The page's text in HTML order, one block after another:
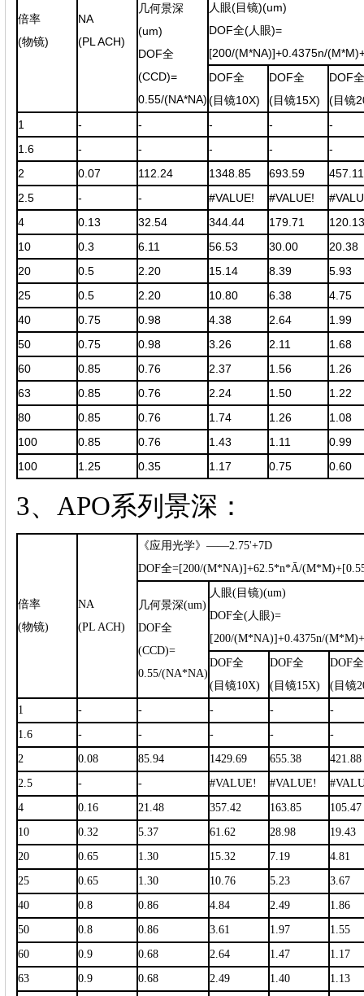
倍率
(物镜)
NA
(PL ACH)
几何景深
(um)
DOF全
(CCD)=
0.55/(NA*NA)
人眼(目镜)(um)
DOF全(人眼)=
[200/(M*NA)]+0.4375n/
DOF全
(目镜10X)
DOF全
(目镜15X)
DOF全
(目镜
1
- - - -
-
1.6
- - - -
-
2
0.07 112.24 1348.85 693.59
457.11
2.5
- - #VALUE! #VALUE!
4
0.13 32.54 344.44 179.71
120.13
10
0.3 6.11 56.53 30.00
20.38
20
0.5 2.20 15.14 8.39
5.93
25
0.5 2.20 10.80 6.38
4.75
40
0.75 0.98 4.38 2.64
1.99
50
0.75 0.98 3.26 2.11
1.68
60
0.85 0.76 2.37 1.56
1.26
63
0.85 0.76 2.24 1.50
1.22
80
0.85 0.76 1.74 1.26
1.08
100
0.85 0.76 1.43 1.11
0.99
100
1.25 0.35 1.17 0.75 0.60
3、APO系列景深：
倍率
(物镜)
NA
(PL ACH)
《应用光学》——2.75'+7D
DOF全=[200/(M*NA)]+62.5*n*Ā/
几何景深(um)
DOF全
(CCD)=
0.55/(NA*NA)
人眼(目镜)(um)
DOF全(人眼)=
[200/(M*NA)]+0.4375n/
DOF全
(目镜10X)
DOF全
(目镜15X)
DOF全
(目镜
1
- - - -
-
1.6
- - - -
-
2
0.08 85.94 1429.69 655.38
421.88
2.5
- - #VALUE! #VALUE!
4
0.16 21.48 357.42 163.85
105.47
10
0.32 5.37 61.62 28.98
19.43
20
0.65 1.30 15.32 7.19
4.81
25
0.65 1.30 10.76 5.23
3.67
40
0.8 0.86 4.84 2.49
1.86
50
0.8 0.86 3.61 1.97
1.55
60
0.9 0.68 2.64 1.47
1.17
63
0.9 0.68 2.49 1.40
1.13